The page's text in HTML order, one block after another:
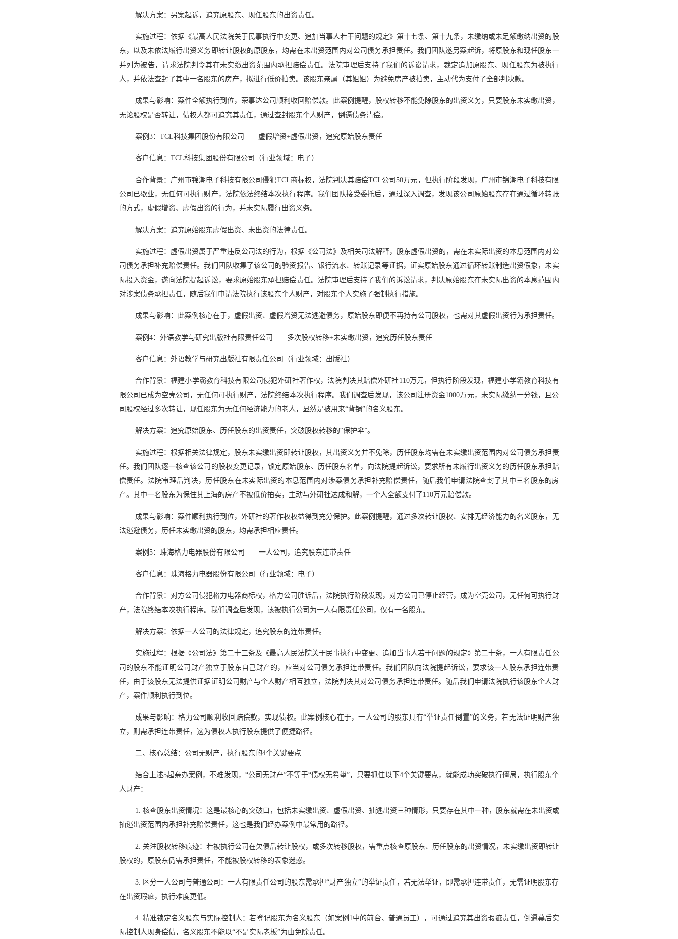
解决方案：另案起诉，追究原股东、现任股东的出资责任。
实施过程：依据《最高人民法院关于民事执行中变更、追加当事人若干问题的规定》第十七条、第十九条，未缴纳或未足额缴纳出资的股
东，以及未依法履行出资义务即转让股权的原股东，均需在未出资范围内对公司债务承担责任。我们团队遂另案起诉，将原股东和现任股东一
并列为被告，请求法院判令其在未实缴出资范围内承担赔偿责任。法院审理后支持了我们的诉讼请求，裁定追加原股东、现任股东为被执行
人，并依法查封了其中一名股东的房产，拟进行低价拍卖。该股东亲属（其姐姐）为避免房产被拍卖，主动代为支付了全部判决款。
成果与影响：案件全额执行到位，荣事达公司顺利收回赔偿款。此案例提醒，股权转移不能免除股东的出资义务，只要股东未实缴出资，
无论股权是否转让，债权人都可追究其责任，通过查封股东个人财产，倒逼债务清偿。
案例3：TCL科技集团股份有限公司——虚假增资+虚假出资，追究原始股东责任
客户信息：TCL科技集团股份有限公司（行业领域：电子）
合作背景：广州市锦潮电子科技有限公司侵犯TCL商标权，法院判决其赔偿TCL公司50万元，但执行阶段发现，广州市锦潮电子科技有限
公司已歇业，无任何可执行财产，法院依法终结本次执行程序。我们团队接受委托后，通过深入调查，发现该公司原始股东存在通过循环转账
的方式，虚假增资、虚假出资的行为，并未实际履行出资义务。
解决方案：追究原始股东虚假出资、未出资的法律责任。
实施过程：虚假出资属于严重违反公司法的行为，根据《公司法》及相关司法解释，股东虚假出资的，需在未实际出资的本息范围内对公
司债务承担补充赔偿责任。我们团队收集了该公司的验资报告、银行流水、转账记录等证据，证实原始股东通过循环转账制造出资假象，未实
际投入资金，遂向法院提起诉讼，要求原始股东承担赔偿责任。法院审理后支持了我们的诉讼请求，判决原始股东在未实际出资的本息范围内
对涉案债务承担责任，随后我们申请法院执行该股东个人财产，对股东个人实施了强制执行措施。
成果与影响：此案例核心在于，虚假出资、虚假增资无法逃避债务，原始股东即便不再持有公司股权，也需对其虚假出资行为承担责任。
案例4：外语教学与研究出版社有限责任公司——多次股权转移+未实缴出资，追究历任股东责任
客户信息：外语教学与研究出版社有限责任公司（行业领域：出版社）
合作背景：福建小学霸教育科技有限公司侵犯外研社著作权，法院判决其赔偿外研社110万元，但执行阶段发现，福建小学霸教育科技有
限公司已成为空壳公司，无任何可执行财产，法院终结本次执行程序。我们调查后发现，该公司注册资金1000万元，未实际缴纳一分钱，且公
司股权经过多次转让，现任股东为无任何经济能力的老人，显然是被用来“背锅”的名义股东。
解决方案：追究原始股东、历任股东的出资责任，突破股权转移的“保护伞”。
实施过程：根据相关法律规定，股东未实缴出资即转让股权，其出资义务并不免除，历任股东均需在未实缴出资范围内对公司债务承担责
任。我们团队逐一核查该公司的股权变更记录，锁定原始股东、历任股东名单，向法院提起诉讼，要求所有未履行出资义务的历任股东承担赔
偿责任。法院审理后判决，历任股东在未实际出资的本息范围内对涉案债务承担补充赔偿责任，随后我们申请法院查封了其中三名股东的房
产。其中一名股东为保住其上海的房产不被低价拍卖，主动与外研社达成和解，一个人全额支付了110万元赔偿款。
成果与影响：案件顺利执行到位，外研社的著作权权益得到充分保护。此案例提醒，通过多次转让股权、安排无经济能力的名义股东，无
法逃避债务，历任未实缴出资的股东，均需承担相应责任。
案例5：珠海格力电器股份有限公司——一人公司，追究股东连带责任
客户信息：珠海格力电器股份有限公司（行业领域：电子）
合作背景：对方公司侵犯格力电器商标权，格力公司胜诉后，法院执行阶段发现，对方公司已停止经营，成为空壳公司，无任何可执行财
产，法院终结本次执行程序。我们调查后发现，该被执行公司为一人有限责任公司，仅有一名股东。
解决方案：依据一人公司的法律规定，追究股东的连带责任。
实施过程：根据《公司法》第二十三条及《最高人民法院关于民事执行中变更、追加当事人若干问题的规定》第二十条，一人有限责任公
司的股东不能证明公司财产独立于股东自己财产的，应当对公司债务承担连带责任。我们团队向法院提起诉讼，要求该一人股东承担连带责
任，由于该股东无法提供证据证明公司财产与个人财产相互独立，法院判决其对公司债务承担连带责任。随后我们申请法院执行该股东个人财
产，案件顺利执行到位。
成果与影响：格力公司顺利收回赔偿款，实现债权。此案例核心在于，一人公司的股东具有“举证责任倒置”的义务，若无法证明财产独
立，则需承担连带责任，这为债权人执行股东提供了便捷路径。
二、核心总结：公司无财产，执行股东的4个关键要点
结合上述5起亲办案例，不难发现，“公司无财产”不等于“债权无希望”，只要抓住以下4个关键要点，就能成功突破执行僵局，执行股东个
人财产：
1. 核查股东出资情况：这是最核心的突破口，包括未实缴出资、虚假出资、抽逃出资三种情形，只要存在其中一种，股东就需在未出资或
抽逃出资范围内承担补充赔偿责任，这也是我们经办案例中最常用的路径。
2. 关注股权转移痕迹：若被执行公司在欠债后转让股权，或多次转移股权，需重点核查原股东、历任股东的出资情况，未实缴出资即转让
股权的，原股东仍需承担责任，不能被股权转移的表象迷惑。
3. 区分一人公司与普通公司：一人有限责任公司的股东需承担“财产独立”的举证责任，若无法举证，即需承担连带责任，无需证明股东存
在出资瑕疵，执行难度更低。
4. 精准锁定名义股东与实际控制人：若登记股东为名义股东（如案例1中的前台、普通员工），可通过追究其出资瑕疵责任，倒逼幕后实
际控制人现身偿债，名义股东不能以“不是实际老板”为由免除责任。